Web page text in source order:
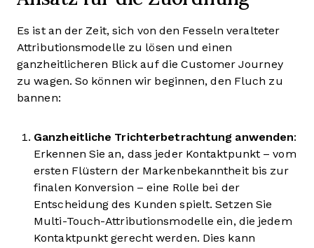
Es ist an der Zeit, sich von den Fesseln veralteter
Attributionsmodelle zu lösen und einen
ganzheitlicheren Blick auf die Customer Journey
zu wagen. So können wir beginnen, den Fluch zu
bannen:
Ganzheitliche Trichterbetrachtung anwenden:
Erkennen Sie an, dass jeder Kontaktpunkt – vom
ersten Flüstern der Markenbekanntheit bis zur
finalen Konversion – eine Rolle bei der
Entscheidung des Kunden spielt. Setzen Sie
Multi-Touch-Attributionsmodelle ein, die jedem
Kontaktpunkt gerecht werden. Dies kann